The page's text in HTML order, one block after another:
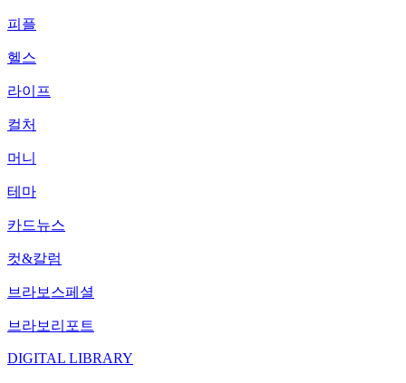
피플
헬스
라이프
컬처
머니
테마
카드뉴스
컷&칼럼
브라보스페셜
브라보리포트
DIGITAL LIBRARY